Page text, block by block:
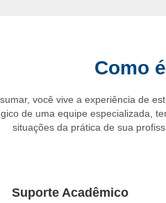
a adaptação e o bem-estar dos
: psicólogos
áreas representam um vasto campo
em expansão, oferecendo amplas
Como
você vive a experiência de
de uma equipe especializada,
situações da prática de sua
Suporte Acadêmico